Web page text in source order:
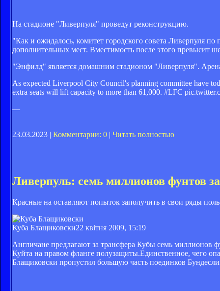
На стадионе "Ливерпуля" проведут реконструкцию.
"Как и ожидалось, комитет городского совета Ливерпуля
дополнительных мест. Вместимость после этого
"Энфилд" является домашним стадионом "Ливерпуля".
As expected Liverpool City Council's planning committee have
extra seats will lift capacity to more than 61,000. #LFC
—
23.03.2023 | Комментарии: 0 | Читать полностью
Ливерпуль: семь миллионов фунтов
Красные на оставляют попыток заполучить в свои ряды
Куба Блащиковски22 квітня 2009, 15:19
Англичане предлагают за трансфера Кубы семь миллионов
Куйта на правом фланге полузащиты.Единственное, чего
Блащиковски пропустил большую часть поединков